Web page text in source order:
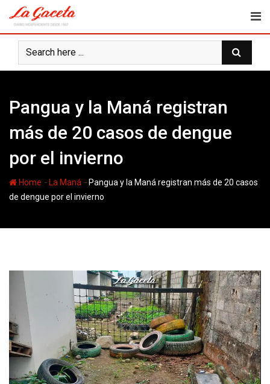
content
Pangua y la Maná registran
más de 20 casos de dengue
por el invierno
Home - La Maná - Pangua y la Maná registran más de 20 casos
de dengue por el invierno